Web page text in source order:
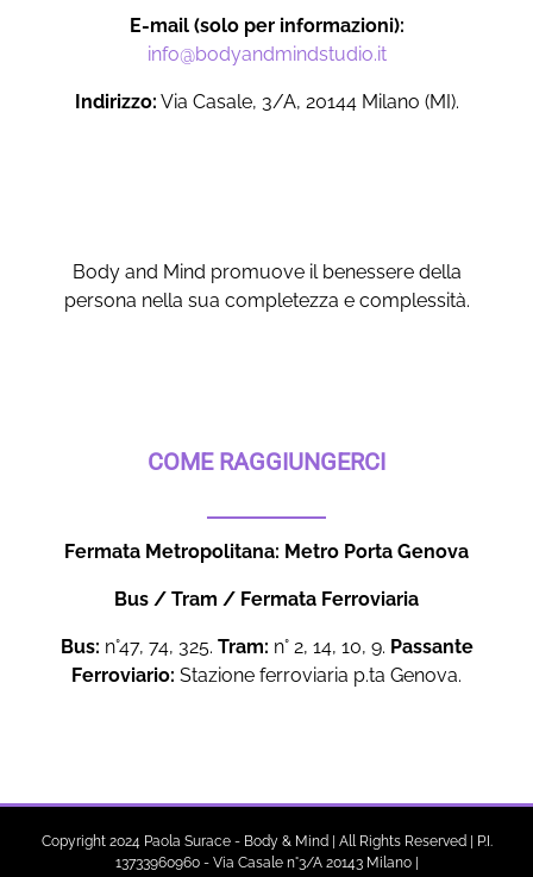
E-mail (solo per informazioni):
info@bodyandmindstudio.it
Indirizzo: Via Casale, 3/A, 20144 Milano (MI).
Body and Mind promuove il benessere della
persona nella sua completezza e complessità.
COME RAGGIUNGERCI
Fermata Metropolitana: Metro Porta Genova
Bus / Tram / Fermata Ferroviaria
Bus: n°47, 74, 325. Tram: n° 2, 14, 10, 9. Passante
Ferroviario: Stazione ferroviaria p.ta Genova.
Copyright 2024 Paola Surace - Body & Mind | All Rights Reserved | P.I.
13733960960 - Via Casale n°3/A 20143 Milano |